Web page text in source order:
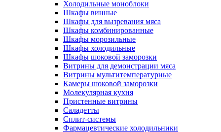
Холодильные моноблоки
Шкафы винные
Шкафы для вызревания мяса
Шкафы комбинированные
Шкафы морозильные
Шкафы холодильные
Шкафы шоковой заморозки
Витрины для демонстрации мяса
Витрины мультитемпературные
Камеры шоковой заморозки
Молекулярная кухня
Пристенные витрины
Саладетты
Сплит-системы
Фармацевтические холодильники